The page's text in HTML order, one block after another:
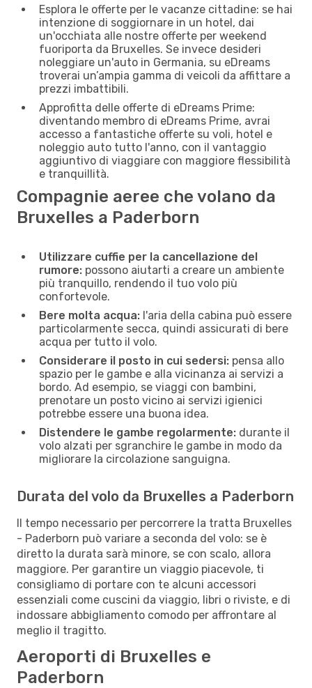
Esplora le offerte per le vacanze cittadine: se hai
intenzione di soggiornare in un hotel, dai
un'occhiata alle nostre offerte per weekend
fuoriporta da Bruxelles. Se invece desideri
noleggiare un'auto in Germania, su eDreams
troverai un’ampia gamma di veicoli da affittare a
prezzi imbattibili.
Approfitta delle offerte di eDreams Prime:
diventando membro di eDreams Prime, avrai
accesso a fantastiche offerte su voli, hotel e
noleggio auto tutto l'anno, con il vantaggio
aggiuntivo di viaggiare con maggiore flessibilità
e tranquillità.
Compagnie aeree che volano da
Bruxelles a Paderborn
Utilizzare cuffie per la cancellazione del
rumore: possono aiutarti a creare un ambiente
più tranquillo, rendendo il tuo volo più
confortevole.
Bere molta acqua: l'aria della cabina può essere
particolarmente secca, quindi assicurati di bere
acqua per tutto il volo.
Considerare il posto in cui sedersi: pensa allo
spazio per le gambe e alla vicinanza ai servizi a
bordo. Ad esempio, se viaggi con bambini,
prenotare un posto vicino ai servizi igienici
potrebbe essere una buona idea.
Distendere le gambe regolarmente: durante il
volo alzati per sgranchire le gambe in modo da
migliorare la circolazione sanguigna.
Durata del volo da Bruxelles a Paderborn
Il tempo necessario per percorrere la tratta Bruxelles
- Paderborn può variare a seconda del volo: se è
diretto la durata sarà minore, se con scalo, allora
maggiore. Per garantire un viaggio piacevole, ti
consigliamo di portare con te alcuni accessori
essenziali come cuscini da viaggio, libri o riviste, e di
indossare abbigliamento comodo per affrontare al
meglio il tragitto.
Aeroporti di Bruxelles e
Paderborn